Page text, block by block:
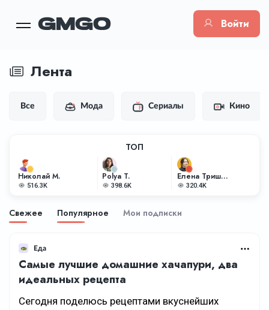
Войти
Лента
Все Мода Сериалы Кино
ТОП
Николай М.
516.3K
Polya T.
398.6K
Елена Тришкина
320.4K
Свежее Популярное Мои подписки
Еда
Самые лучшие домашние хачапури, два
идеальных рецепта
Сегодня поделюсь рецептами вкуснейших